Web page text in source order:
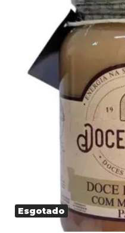
Esgotado